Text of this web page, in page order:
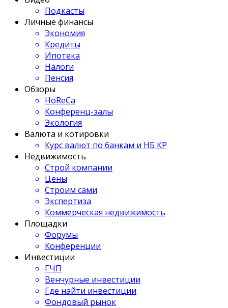
Подкасты
Личные финансы
Экономия
Кредиты
Ипотека
Налоги
Пенсия
Обзоры
HoReCa
Конференц-залы
Экология
Валюта и котировки
Курс валют по банкам и НБ КР
Недвижимость
Строй компании
Цены
Строим сами
Экспертиза
Коммерческая недвижимость
Площадки
Форумы
Конференции
Инвестиции
ГЧП
Венчурные инвестиции
Где найти инвестиции
Фондовый рынок